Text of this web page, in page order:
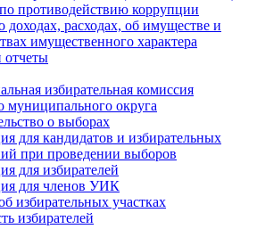
противодействию коррупции
доходах, расходах, об имуществе и
имущественного характера
отчеты
избирательная комиссия
муниципального округа
о выборах
для кандидатов и избирательных
при проведении выборов
для избирателей
для членов УИК
избирательных участках
избирателей